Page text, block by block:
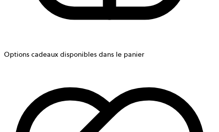
Options cadeaux disponibles dans le panier